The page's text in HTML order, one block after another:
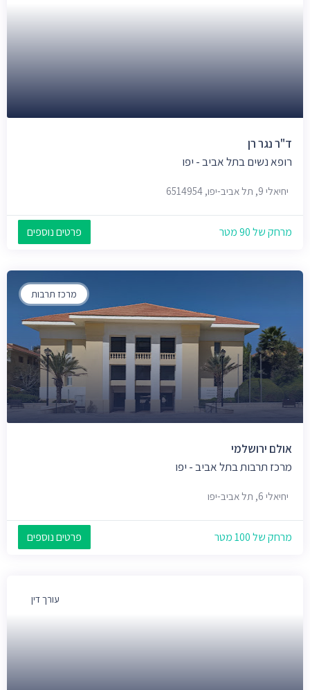
ד"ר נגר רן
רופא נשים בתל אביב - יפו
יחיאלי 9, תל אביב-יפו, 6514954
מרחק של 90 מטר פרטים נוספים
מרכז תרבות
אולם ירושלמי
מרכז תרבות בתל אביב - יפו
יחיאלי 6, תל אביב-יפו
מרחק של 100 מטר פרטים נוספים
עורך דין